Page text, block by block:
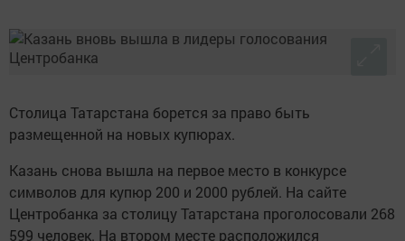
Столица Татарстана борется за право быть
размещенной на новых купюрах.
Казань снова вышла на первое место в конкурсе
символов для купюр 200 и 2000 рублей. На сайте
Центробанка за столицу Татарстана проголосовали 268
599 человек. На втором месте расположился